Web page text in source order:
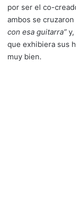
por ser el co-
ambos se
con esa guitarra”
que exhibiera sus
muy bien.